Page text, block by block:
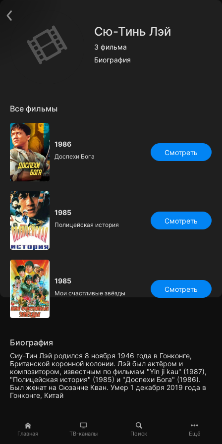
Главная ТВ-каналы Поиск Ещё
Сю-Тинь Лэй
3 фильма
Биография
Все фильмы
1986
Доспехи Бога Смотреть
1985
Полицейская история Смотреть
1985
Мои счастливые звёзды Смотреть
Биография
Сиу-Тин Лэй родился 8 ноября 1946 года в Гонконге,
Британской коронной колонии. Лэй был актёром и
композитором, известным по фильмам "Yin ji kau" (1987),
"Полицейская история" (1985) и "Доспехи Бога" (1986).
Был женат на Сюзанне Кван. Умер 1 декабря 2019 года в
Гонконге, Китай
Пользовательское соглашение
Политика конфиденциальности
Открыть приложение